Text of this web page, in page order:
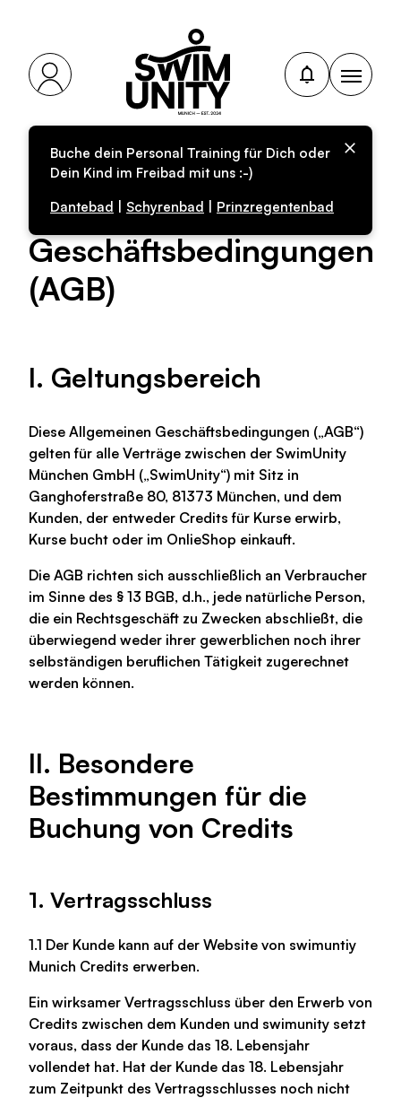
Buche dein Personal Training für Dich oder
Dein Kind im Freibad mit uns :-)
Dantebad
Schyrenbad Prinzregentenbad
Allgemeine
Geschäftsbedingungen
(AGB)
I. Geltungsbereich
Diese Allgemeinen Geschäftsbedingungen („AGB“)
gelten für alle Verträge zwischen der SwimUnity
München GmbH („SwimUnity“) mit Sitz in
Ganghoferstraße 80, 81373 München, und dem
Kunden, der entweder Credits für Kurse erwirb,
Kurse bucht oder im OnlieShop einkauft.
Die AGB richten sich ausschließlich an Verbraucher
im Sinne des § 13 BGB, d.h., jede natürliche Person,
die ein Rechtsgeschäft zu Zwecken abschließt, die
überwiegend weder ihrer gewerblichen noch ihrer
selbständigen beruflichen Tätigkeit zugerechnet
werden können.
II. Besondere
Bestimmungen für die
Buchung von Credits
1. Vertragsschluss
1.1 Der Kunde kann auf der Website von swimuntiy
Munich Credits erwerben.
Ein wirksamer Vertragsschluss über den Erwerb von
Credits zwischen dem Kunden und swimunity setzt
voraus, dass der Kunde das 18. Lebensjahr
vollendet hat. Hat der Kunde das 18. Lebensjahr
zum Zeitpunkt des Vertragsschlusses noch nicht